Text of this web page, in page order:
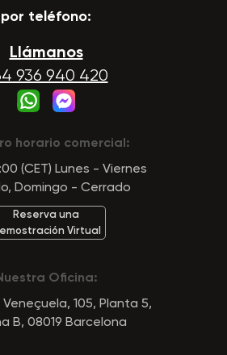
Llámanos
936 940 420
por teléfono:
horario comercial:
(CET) Lunes - Viernes
Domingo - Cerrado
Oficina:
105, Planta 5,
B, 08019 Barcelona
Reserva una
Virtual